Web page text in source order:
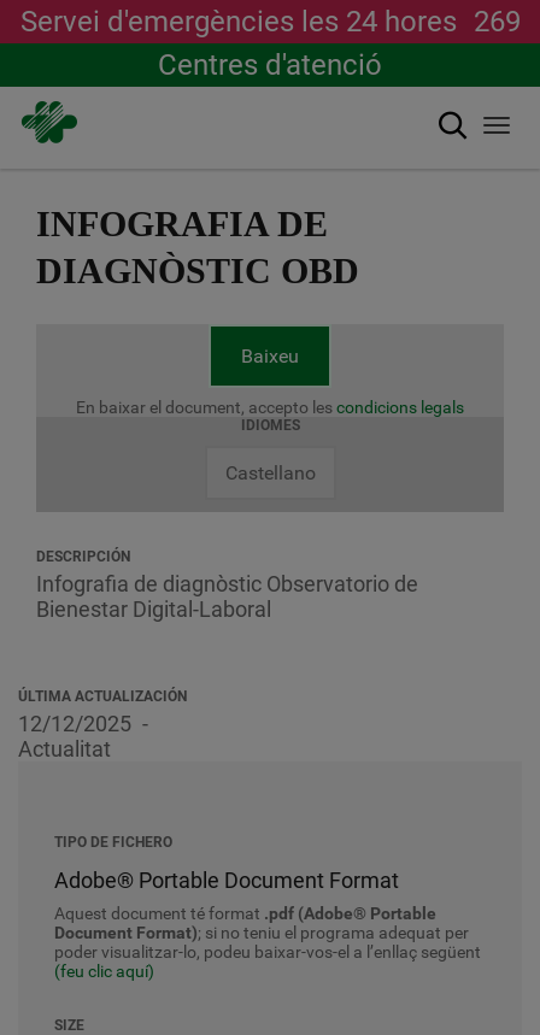
contingut
Servei d'emergències les 24 hores 269
Centres d'atenció
Cerca
INFOGRAFIA DE
DIAGNÒSTIC OBD
Baixeu
En baixar el document, accepto lescondicions legals
IDIOMES
Castellano
DESCRIPCIÓN
Infografia de diagnòstic Observatorio de
Bienestar Digital-Laboral
ÚLTIMA ACTUALIZACIÓN
12/12/2025
Actualitat
TIPO DE FICHERO
Adobe® Portable Document Format
Aquest document té format .pdf (Adobe® Portable
Document Format); si no teniu el programa adequat per
poder visualitzar-lo, podeu baixar-vos-el a l’enllaç següent
(feu clic aquí)
SIZE